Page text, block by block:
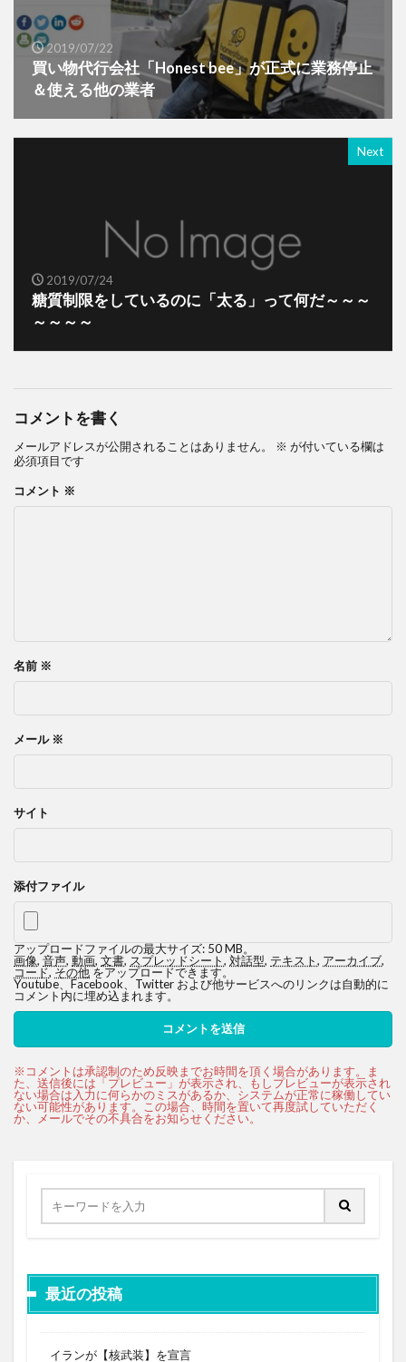
2019/07/22
買い物代行会社「Honest bee」が正式に業務停止
＆使える他の業者
Next
2019/07/24
糖質制限をしているのに「太る」って何だ～～～
～～～～
コメントを書く
メールアドレスが公開されることはありません。 ※ が付いている欄は
必須項目です
コメント ※
名前 ※
メール ※
サイト
添付ファイル
アップロードファイルの最大サイズ: 50 MB。
画像, 音声, 動画, 文書, スプレッドシート, 対話型, テキスト, アーカイブ,
コード,その他をアップロードできます。
Youtube、Facebook、Twitter および他サービスへのリンクは自動的に
コメント内に埋め込まれます。
最近の投稿
イランが【核武装】を宣言